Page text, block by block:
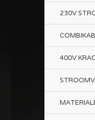
230V
400V